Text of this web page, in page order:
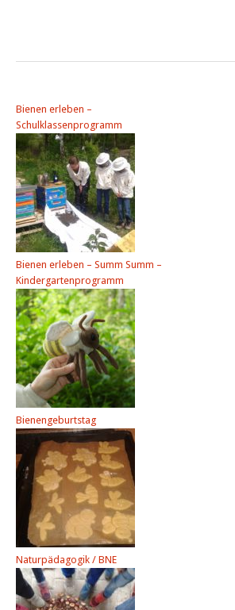
Bienen erleben –
Schulklassenprogramm
Bienen erleben – Summ Summ –
Kindergartenprogramm
Bienengeburtstag
Naturpädagogik / BNE